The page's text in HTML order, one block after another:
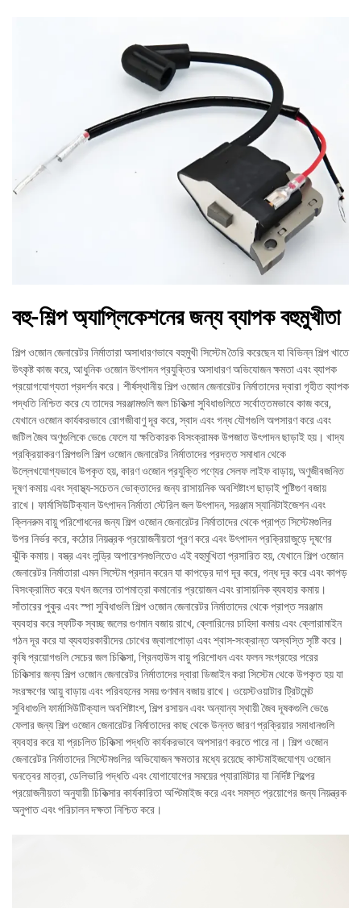
বহু-শিল্প অ্যাপ্লিকেশনের জন্য ব্যাপক বহুমুখীতা
শিল্প ওজোন জেনারেটর নির্মাতারা অসাধারণভাবে বহুমুখী সিস্টেম তৈরি করেছেন যা বিভিন্ন শিল্প খাতে
উৎকৃষ্ট কাজ করে, আধুনিক ওজোন উৎপাদন প্রযুক্তির অসাধারণ অভিযোজন ক্ষমতা এবং ব্যাপক
প্রয়োগযোগ্যতা প্রদর্শন করে। শীর্ষস্থানীয় শিল্প ওজোন জেনারেটর নির্মাতাদের দ্বারা গৃহীত ব্যাপক
পদ্ধতি নিশ্চিত করে যে তাদের সরঞ্জামগুলি জল চিকিত্সা সুবিধাগুলিতে সর্বোত্তমভাবে কাজ করে,
যেখানে ওজোন কার্যকরভাবে রোগজীবাণু দূর করে, স্বাদ এবং গন্ধ যৌগগুলি অপসারণ করে এবং
জটিল জৈব অণুগুলিকে ভেঙে ফেলে যা ক্ষতিকারক বিসংক্রামক উপজাত উৎপাদন ছাড়াই হয়। খাদ্য
প্রক্রিয়াকরণ শিল্পগুলি শিল্প ওজোন জেনারেটর নির্মাতাদের প্রদত্ত সমাধান থেকে
উল্লেখযোগ্যভাবে উপকৃত হয়, কারণ ওজোন প্রযুক্তি পণ্যের সেলফ লাইফ বাড়ায়, অণুজীবজনিত
দূষণ কমায় এবং স্বাস্থ্য-সচেতন ভোক্তাদের জন্য রাসায়নিক অবশিষ্টাংশ ছাড়াই পুষ্টিগুণ বজায়
রাখে। ফার্মাসিউটিক্যাল উৎপাদন নির্মাতা স্টেরিল জল উৎপাদন, সরঞ্জাম স্যানিটাইজেশন এবং
ক্লিনরুম বায়ু পরিশোধনের জন্য শিল্প ওজোন জেনারেটর নির্মাতাদের থেকে প্রাপ্ত সিস্টেমগুলির
উপর নির্ভর করে, কঠোর নিয়ন্ত্রক প্রয়োজনীয়তা পূরণ করে এবং উৎপাদন প্রক্রিয়াজুড়ে দূষণের
ঝুঁকি কমায়। বস্ত্র এবং লন্ড্রি অপারেশনগুলিতেও এই বহুমুখিতা প্রসারিত হয়, যেখানে শিল্প ওজোন
জেনারেটর নির্মাতারা এমন সিস্টেম প্রদান করেন যা কাপড়ের দাগ দূর করে, গন্ধ দূর করে এবং কাপড়
বিসংক্রামিত করে যখন জলের তাপমাত্রা কমানোর প্রয়োজন এবং রাসায়নিক ব্যবহার কমায়।
সাঁতারের পুকুর এবং স্পা সুবিধাগুলি শিল্প ওজোন জেনারেটর নির্মাতাদের থেকে প্রাপ্ত সরঞ্জাম
ব্যবহার করে স্ফটিক স্বচ্ছ জলের গুণমান বজায় রাখে, ক্লোরিনের চাহিদা কমায় এবং ক্লোরামাইন
গঠন দূর করে যা ব্যবহারকারীদের চোখের জ্বালাপোড়া এবং শ্বাস-সংক্রান্ত অস্বস্তি সৃষ্টি করে।
কৃষি প্রয়োগগুলি সেচের জল চিকিত্সা, গ্রিনহাউস বায়ু পরিশোধন এবং ফলন সংগ্রহের পরের
চিকিত্সার জন্য শিল্প ওজোন জেনারেটর নির্মাতাদের দ্বারা ডিজাইন করা সিস্টেম থেকে উপকৃত হয় যা
সংরক্ষণের আয়ু বাড়ায় এবং পরিবহনের সময় গুণমান বজায় রাখে। ওয়েস্টওয়াটার ট্রিটমেন্ট
সুবিধাগুলি ফার্মাসিউটিক্যাল অবশিষ্টাংশ, শিল্প রসায়ন এবং অন্যান্য স্থায়ী জৈব দূষকগুলি ভেঙে
ফেলার জন্য শিল্প ওজোন জেনারেটর নির্মাতাদের কাছ থেকে উন্নত জারণ প্রক্রিয়ার সমাধানগুলি
ব্যবহার করে যা প্রচলিত চিকিত্সা পদ্ধতি কার্যকরভাবে অপসারণ করতে পারে না। শিল্প ওজোন
জেনারেটর নির্মাতাদের সিস্টেমগুলির অভিযোজন ক্ষমতার মধ্যে রয়েছে কাস্টমাইজযোগ্য ওজোন
ঘনত্বের মাত্রা, ডেলিভারি পদ্ধতি এবং যোগাযোগের সময়ের প্যারামিটার যা নির্দিষ্ট শিল্পের
প্রয়োজনীয়তা অনুযায়ী চিকিত্সার কার্যকারিতা অপ্টিমাইজ করে এবং সমস্ত প্রয়োগের জন্য নিয়ন্ত্রক
অনুপাত এবং পরিচালন দক্ষতা নিশ্চিত করে।